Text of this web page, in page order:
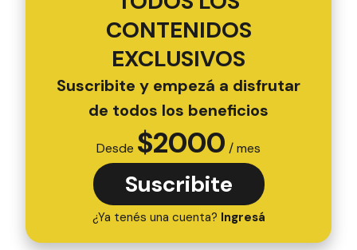
ACCEDÉ A ESTE Y A
TODOS LOS
CONTENIDOS
EXCLUSIVOS
Suscribite y empezá a disfrutar
de todos los beneficios
Desde $2000/ mes
Suscribite